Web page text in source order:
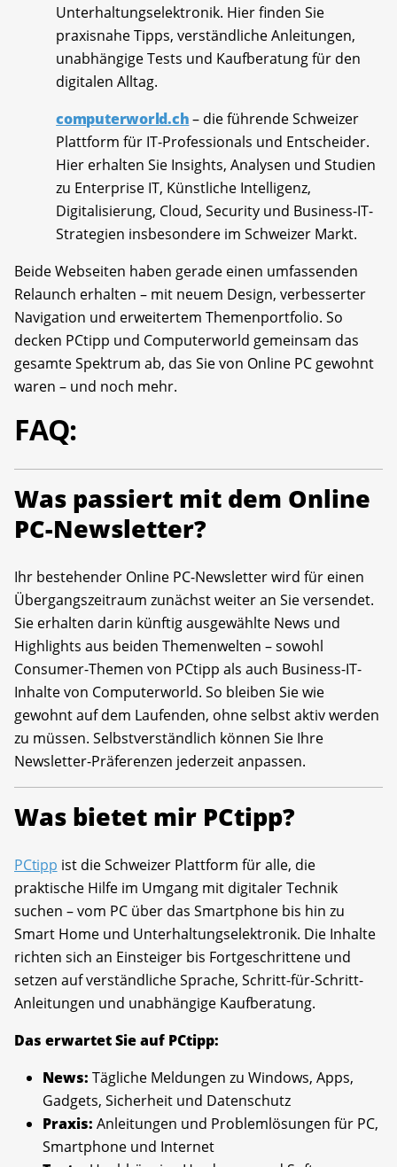
Unterhaltungselektronik. Hier finden Sie
praxisnahe Tipps, verständliche Anleitungen,
unabhängige Tests und Kaufberatung für den
digitalen Alltag.
computerworld.ch– die führende Schweizer
Plattform für IT-Professionals und Entscheider.
Hier erhalten Sie Insights, Analysen und Studien
zu Enterprise IT, Künstliche Intelligenz,
Digitalisierung, Cloud, Security und Business-IT-
Strategien insbesondere im Schweizer Markt.
Beide Webseiten haben gerade einen umfassenden
Relaunch erhalten – mit neuem Design, verbesserter
Navigation und erweitertem Themenportfolio. So
decken PCtipp und Computerworld gemeinsam das
gesamte Spektrum ab, das Sie von Online PC gewohnt
waren – und noch mehr.
FAQ:
Was passiert mit dem Online
PC-Newsletter?
Ihr bestehender Online PC-Newsletter wird für einen
Übergangszeitraum zunächst weiter an Sie versendet.
Sie erhalten darin künftig ausgewählte News und
Highlights aus beiden Themenwelten – sowohl
Consumer-Themen von PCtipp als auch Business-IT-
Inhalte von Computerworld. So bleiben Sie wie
gewohnt auf dem Laufenden, ohne selbst aktiv werden
zu müssen. Selbstverständlich können Sie Ihre
Newsletter-Präferenzen jederzeit anpassen.
Was bietet mir PCtipp?
PCtipp ist die Schweizer Plattform für alle, die
praktische Hilfe im Umgang mit digitaler Technik
suchen – vom PC über das Smartphone bis hin zu
Smart Home und Unterhaltungselektronik. Die Inhalte
richten sich an Einsteiger bis Fortgeschrittene und
setzen auf verständliche Sprache, Schritt-für-Schritt-
Anleitungen und unabhängige Kaufberatung.
Das erwartet Sie auf PCtipp:
News: Tägliche Meldungen zu Windows, Apps,
Gadgets, Sicherheit und Datenschutz
Praxis: Anleitungen und Problemlösungen für PC,
Smartphone und Internet